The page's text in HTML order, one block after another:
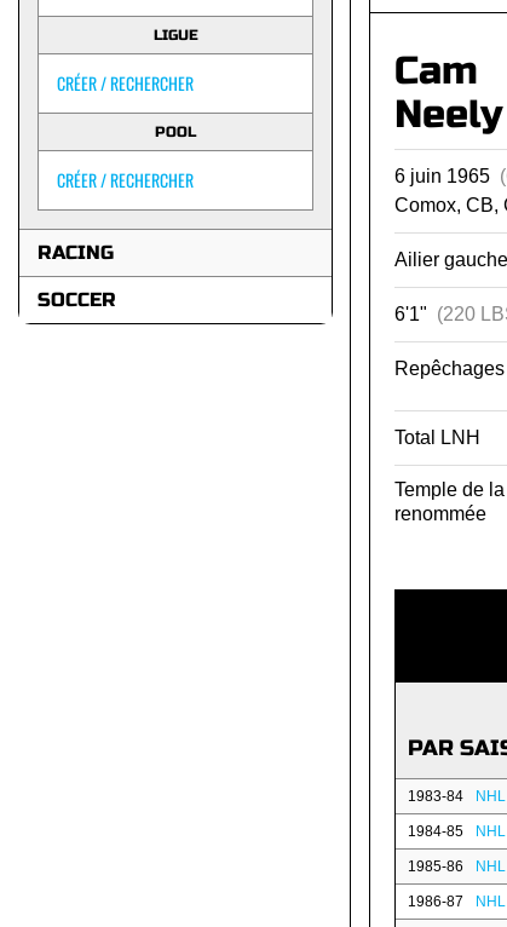
LIGUE
CRÉER / RECHERCHER
POOL
CRÉER / RECHERCHER
RACING
SOCCER
Cam
Neely
6 juin 1965
Comox, CB,
Ailier gauche
6'1" (220
Repêchages
Total LNH
Temple de la
renommée
PAR
1983-84
1984-85
1985-86
1986-87